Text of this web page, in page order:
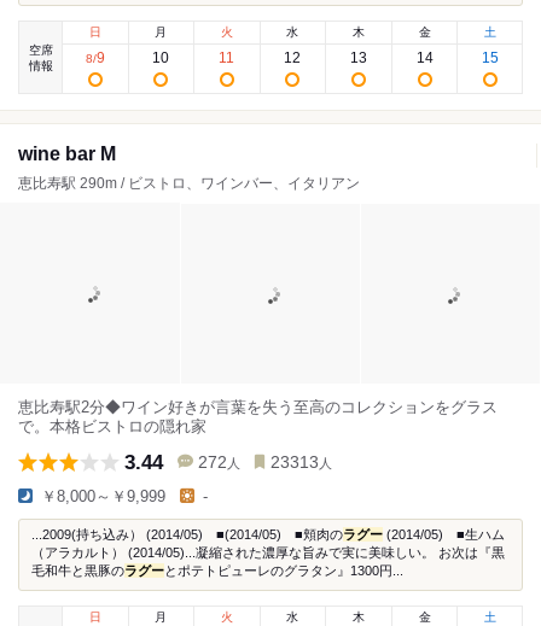
空席
情報
日
8/9
月
10
火
11
水
12
木
13
金
14
土
15
wine bar M
恵比寿駅 290m / ビストロ、ワインバー、イタリアン
恵比寿駅2分◆ワイン好きが言葉を失う至高のコレクションをグラス
で。本格ビストロの隠れ家
3.44 272 人 23313 人
￥8,000～￥9,999 -
...2009(持ち込み） (2014/05) ■(2014/05) ■頬肉のラグー (2014/05) ■生ハム
（アラカルト） (2014/05)...凝縮された濃厚な旨みで実に美味しい。 お次は『黒
毛和牛と黒豚のラグーとポテトピューレのグラタン』1300円...
日
月 火 水 木 金 土